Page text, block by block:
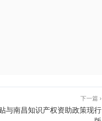
下一篇 ›
与南昌知识产权资助政策现行